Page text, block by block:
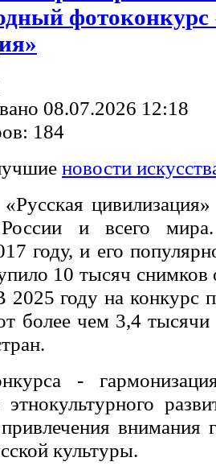
фотоконкурс
08.07.2026 12:18
184
новости
России и всего
году, и его
10 тысяч снимков
2025 году на конкурс
более чем 3,4 тысячи
-
этнокультурного
внимания
культуры.